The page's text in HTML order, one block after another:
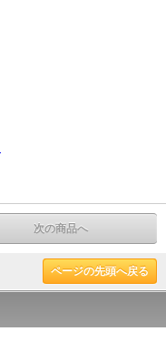
次の商品へ
ページの先頭へ戻る